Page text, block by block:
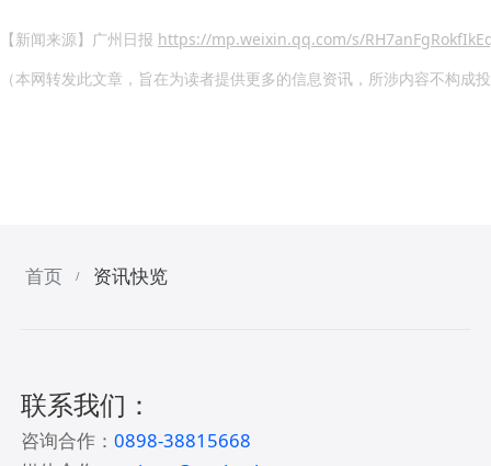
【新闻来源】广州日报 https://mp.weixin.qq.com/s/
（本网转发此文章，旨在为读者提供更多的信息资讯，所涉内容不构
首页 / 资讯快览
联系我们：
咨询合作：0898-38815668